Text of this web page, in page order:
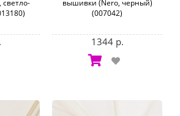
вышивки (Nero, черный)
(007042)
1344 р.